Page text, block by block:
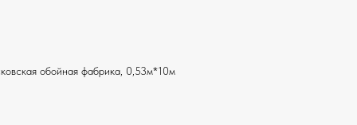
обойная фабрика, 0,53м*10м